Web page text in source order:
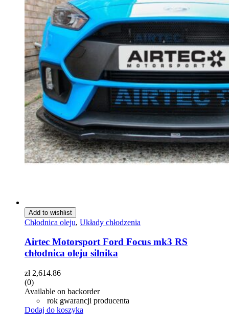
Add to wishlist
Chłodnica oleju, Układy chłodzenia
Airtec Motorsport Ford Focus mk3 RS
chłodnica oleju silnika
zł2,614.86
(0)
Available on backorder
rok gwarancji producenta
Dodaj do koszyka